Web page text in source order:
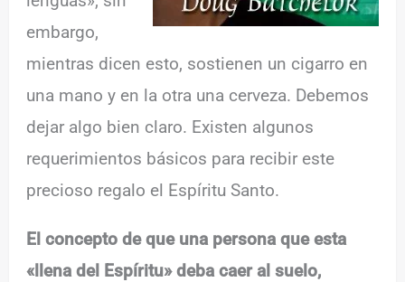
embargo,
mientras dicen esto, sostienen un cigarro en
una mano y en la otra una cerveza. Debemos
dejar algo bien claro. Existen algunos
requerimientos básicos para recibir este
precioso regalo el Espíritu Santo.
El concepto de que una persona que esta
«llena del Espíritu» deba caer al suelo,